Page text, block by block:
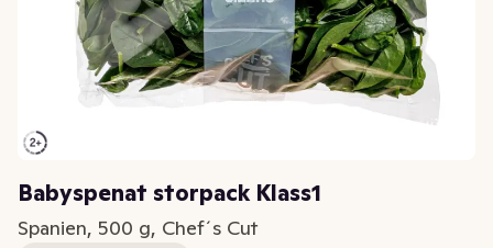
Babyspenat storpack Klass1
Spanien, 500 g, Chef´s Cut